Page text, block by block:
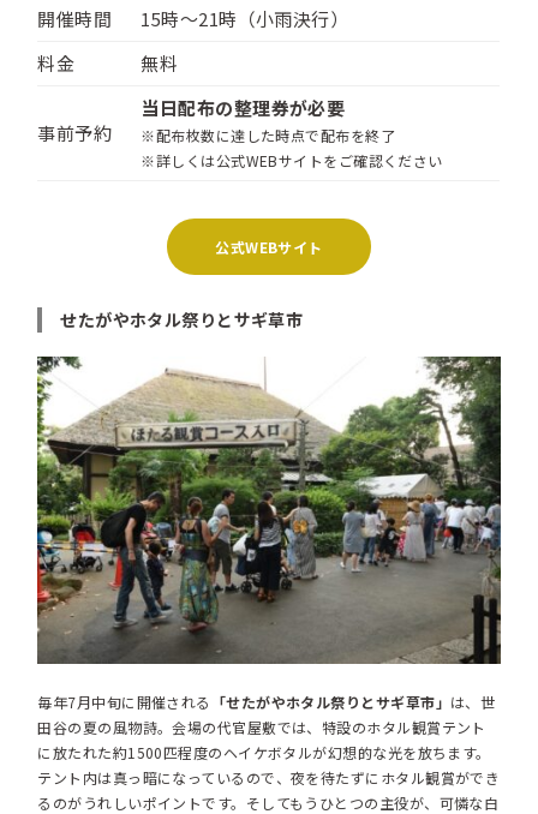
開催時間
15時〜21時（小雨決行）
料金
無料
事前予約
当日配布の整理券が必要
※配布枚数に達した時点で配布を終了
※詳しくは公式WEBサイトをご確認ください
公式WEBサイト
せたがやホタル祭りとサギ草市
毎年7月中旬に開催される 「せたがやホタル祭りとサギ草市」 は、世
田谷の夏の風物詩。会場の代官屋敷では、特設のホタル観賞テント
に放たれた約1500匹程度のヘイケボタルが幻想的な光を放ちます。
テント内は真っ暗になっているので、夜を待たずにホタル観賞ができ
るのがうれしいポイントです。そしてもうひとつの主役が、可憐な白